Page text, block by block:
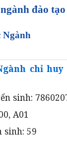
đào
Ngành
chỉ
sinh:
A01
sinh: 59